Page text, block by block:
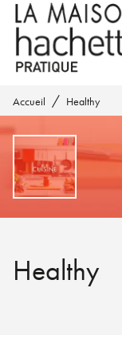
MENU
PIED DE PAGE
Accueil / Healthy
Healthy